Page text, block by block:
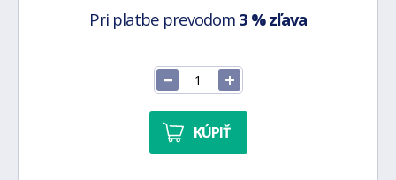
Pri platbe prevodom 3 % zľava
KÚPIŤ